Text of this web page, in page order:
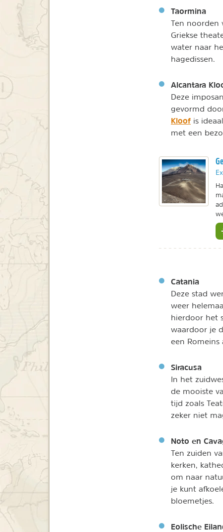
Taormina
Ten noorden
Griekse
water naar
hagedissen.
Alcantara
Deze
gevormd
Kloof is
met een
Catania
Deze stad
weer
hierdoor het
waardoor je
een Romeins
Siracusa
In het
de mooiste
tijd zoals
zeker niet
Noto en
Ten zuiden
kerken,
om naar
je kunt
bloemetjes.
Eolische